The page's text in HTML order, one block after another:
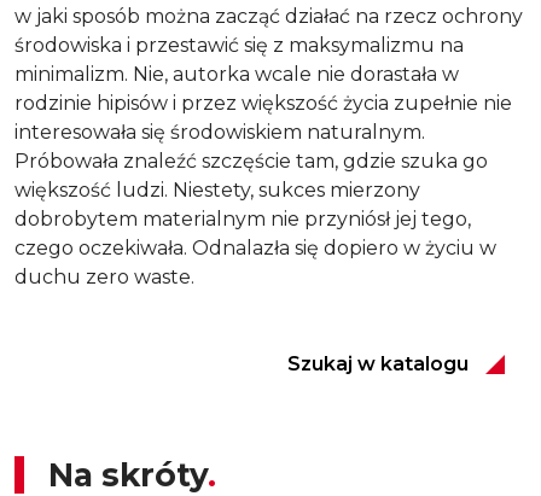
w jaki sposób można zacząć działać na rzecz ochrony
środowiska i przestawić się z maksymalizmu na
minimalizm. Nie, autorka wcale nie dorastała w
rodzinie hipisów i przez większość życia zupełnie nie
interesowała się środowiskiem naturalnym.
Próbowała znaleźć szczęście tam, gdzie szuka go
większość ludzi. Niestety, sukces mierzony
dobrobytem materialnym nie przyniósł jej tego,
czego oczekiwała. Odnalazła się dopiero w życiu w
duchu zero waste.
Szukaj w katalogu
Na skróty